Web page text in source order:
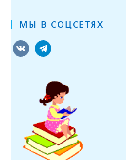
МЫ В СОЦСЕТЯХ
vkontaktetelegram